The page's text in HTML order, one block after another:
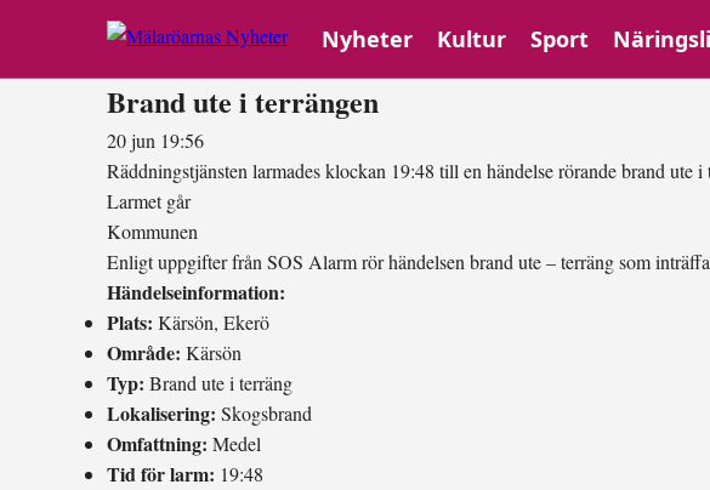
Nyheter Kultur Sport
Brand ute i terrängen
20 jun 19:56
Räddningstjänsten larmades klockan 19:48 till en händelse rörande brand ute
Larmet går
Kommunen
Enligt uppgifter från SOS Alarm rör händelsen brand ute – terräng som
Händelseinformation:
Plats: Kärsön, Ekerö
Område: Kärsön
Typ: Brand ute i terräng
Lokalisering: Skogsbrand
Omfattning: Medel
Tid för larm: 19:48